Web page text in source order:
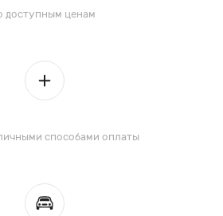
доступным ценам
способами оплаты